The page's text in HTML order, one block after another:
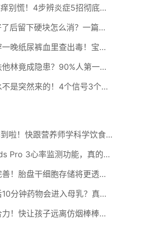
龟头红痒别慌！4步辨炎症5招彻底防复发
痤疮好了后留下硬块怎么消？一篇给你讲明白！
记者穿一晚纸尿裤血里查出毒！宝宝血液浓度竟是成人的5倍？
一管扶他林竟成隐患？90%人第一步就错了！
肝腹水不是突然来的！4个信号3个管理要点别等肚子鼓起来
开学季到啦！快跟营养师学科学饮食为学习助力！
AirPods Pro 3心率监测功能，真的靠谱吗？
监管完善！胎盘干细胞存储将更透明安全，实现双赢！
服药后10分钟药物会进入母乳？真相到底如何！
多方合力！快让孩子远离仿烟棒棒糖危害！